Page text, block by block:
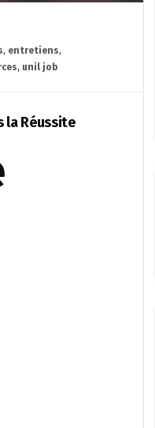
, entretiens,
, unil job
la Réussite